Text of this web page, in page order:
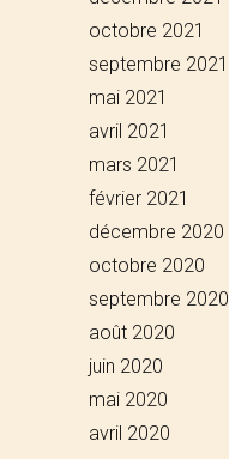
octobre 2021
septembre 2021
mai 2021
avril 2021
mars 2021
février 2021
décembre 2020
octobre 2020
septembre 2020
août 2020
juin 2020
mai 2020
avril 2020